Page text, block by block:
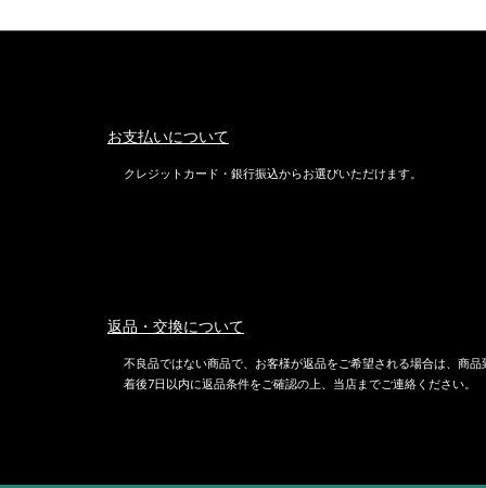
お支払いについて
クレジットカード・銀行振込からお選びいただけます。
返品・交換について
不良品ではない商品で、お客様が返品をご希望される場合は、商品
着後7日以内に返品条件をご確認の上、当店までご連絡ください。